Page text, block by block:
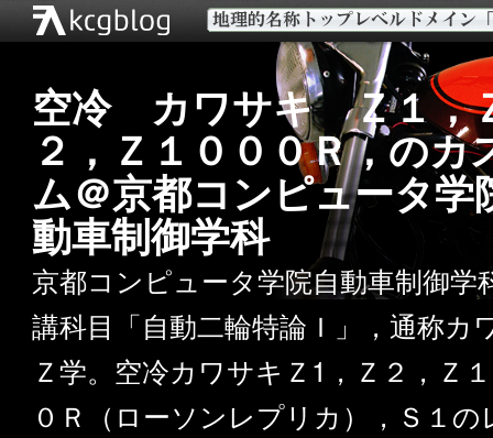
空冷 カワサキ Ｚ１，
２，Ｚ１０００Ｒ，のカ
ム＠京都コンピュータ学
動車制御学科
京都コンピュータ学院自動車制御学
講科目「自動二輪特論Ｉ」，通称カ
Ｚ学。空冷カワサキＺ1，Ｚ２，Ｚ
０Ｒ（ローソンレプリカ），Ｓ１の